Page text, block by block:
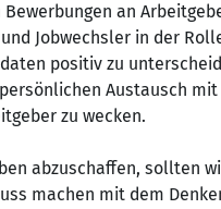
an
Jobwechsler in der
positiv zu
Austausch
zu wecken.
abzuschaffen, sollten
machen mit dem